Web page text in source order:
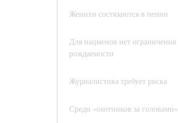
Женихи состязаются в пении
Для нацменов нет ограничения
рождаемости
Журналистика требует риска
Среди «охотников за головами»